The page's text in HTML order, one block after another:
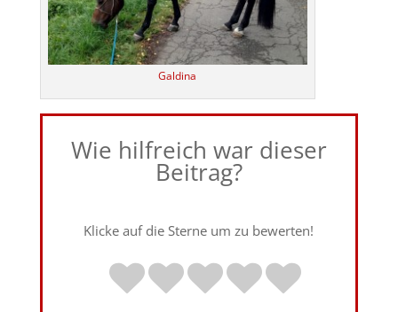
Galdina
Wie hilfreich war dieser
Beitrag?
Klicke auf die Sterne um zu bewerten!